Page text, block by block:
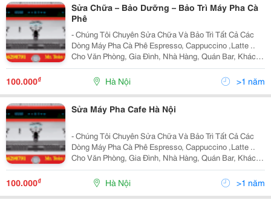
Sửa Chữa – Bảo Dưỡng – Bảo Trì Máy Pha Cà
Phê
- Chúng Tôi Chuyên Sửa Chữa Và Bảo Trì Tất Cả Các
Dòng Máy Pha Cà Phê Espresso, Cappuccino ,Latte ..
Cho Văn Phòng, Gia Đình, Nhà Hàng, Quán Bar, Khách
Sạn .... . - Bán Và Cho Thuê Máy Pha Cà Phê, Máy Say
Với Những Thương Hiệu Lớn Của Italia Tại V
100.000₫ Hà Nội >1 năm
Sửa Máy Pha Cafe Hà Nội
- Chúng Tôi Chuyên Sửa Chữa Và Bảo Trì Tất Cả Các
Dòng Máy Pha Cà Phê Espresso, Cappuccino ,Latte ..
Cho Văn Phòng, Gia Đình, Nhà Hàng, Quán Bar, Khách
Sạn .... . - Bán Và Cho Thuê Máy Pha Cà Phê, Máy Say
Với Những Thương Hiệu Lớn Của Italia Tại V
100.000₫ Hà Nội >1 năm